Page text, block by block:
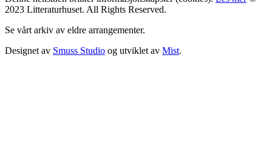
2023 Litteraturhuset. All Rights Reserved.
Se vårt arkiv av eldre arrangementer.
Designet av Smuss Studio og utviklet av Mist.